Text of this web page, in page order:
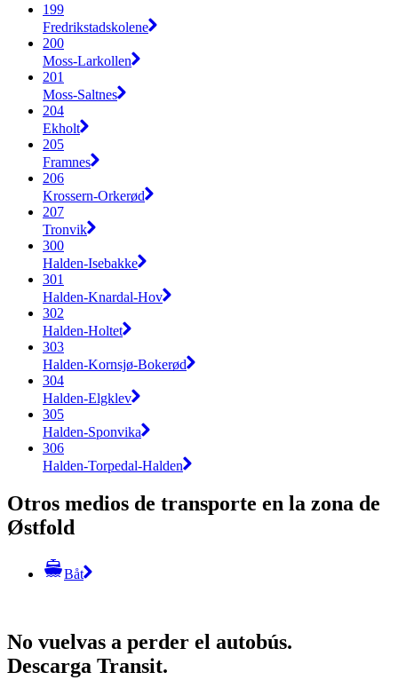
199
Fredrikstadskolene
200
Moss-Larkollen
201
Moss-Saltnes
204
Ekholt
205
Framnes
206
Krossern-Orkerød
207
Tronvik
300
Halden-Isebakke
301
Halden-Knardal-Hov
302
Halden-Holtet
303
Halden-Kornsjø-Bokerød
304
Halden-Elgklev
305
Halden-Sponvika
306
Halden-Torpedal-Halden
Otros medios de transporte en la zona de
Østfold
Båt
No vuelvas a perder el autobús.
Descarga Transit.